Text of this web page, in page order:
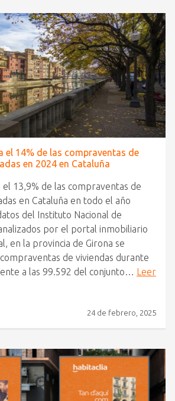
el 14% de las compraventas de
en 2024 en Cataluña
el 13,9% de las compraventas de
en Cataluña en todo el año
del Instituto Nacional de
por el portal inmobiliario
en la provincia de Girona se
de viviendas durante
a las 99.592 del conjunto… Leer
24 de febrero, 2025